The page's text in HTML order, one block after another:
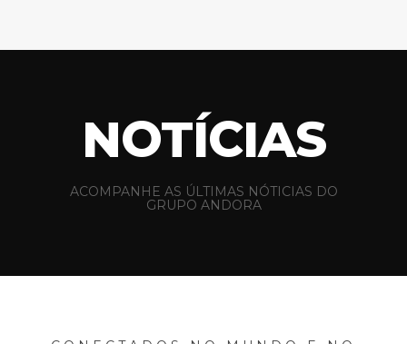
NOTÍCIAS
ACOMPANHE AS ÚLTIMAS NÓTICIAS DO
GRUPO ANDORA